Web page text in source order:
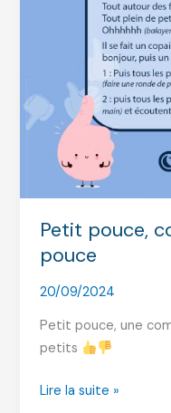
ressources
Petit pouce,
pouce
20/09/2024
Petit pouce, une
petits
Petit
Lire la suite »